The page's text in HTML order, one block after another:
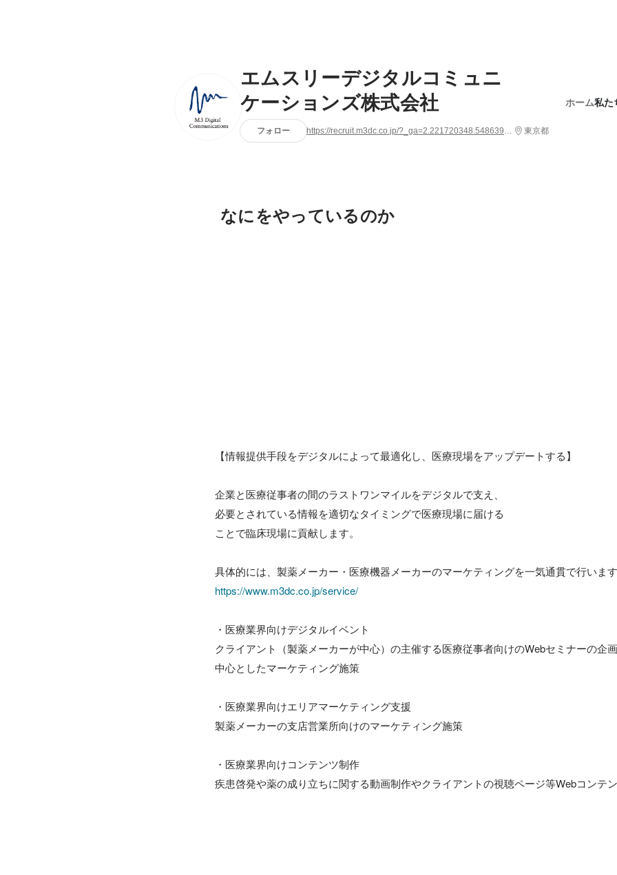
エムスリーデジタルコミュニ
ケーションズ株式会社
フォロー https://recruit.m3dc.co.jp/?_ga=2.221720348.548639145.1671597801-970744653.1655426258 東京都
ホーム私た
なにをやっているのか
【情報提供手段をデジタルによって最適化し、医療現場をアップデートする】
企業と医療従事者の間のラストワンマイルをデジタルで支え、
必要とされている情報を適切なタイミングで医療現場に届ける
ことで臨床現場に貢献します。
https://www.m3dc.co.jp/service/
・医療業界向けデジタルイベント
クライアント（製薬メーカーが中心）の主催する医療従事者向けのWebセミナーの企
中心としたマーケティング施策
・医療業界向けエリアマーケティング支援
製薬メーカーの支店営業所向けのマーケティング施策
・医療業界向けコンテンツ制作
疾患啓発や薬の成り立ちに関する動画制作やクライアントの視聴ページ等Webコンテ